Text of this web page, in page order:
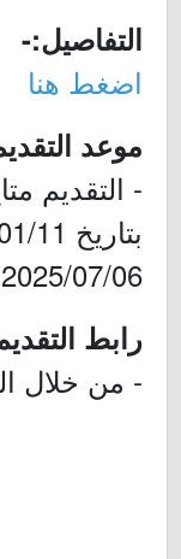
التفاصيل:-
اضغط هنا
موعد
- التقديم
2025/07/06م.
رابط
- من خلال